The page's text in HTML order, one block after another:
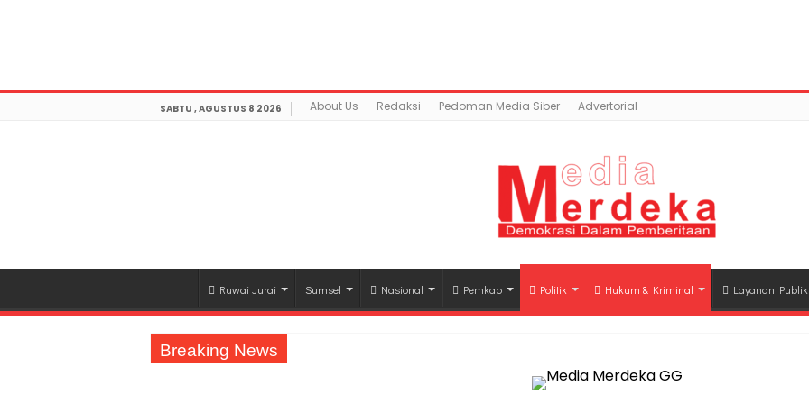
SABTU , AGUSTUS 8 2026 About Us Redaksi Pedoman Media Siber Advertorial
Ruwai Jurai Sumsel Nasional Pemkab Politik Hukum & Kriminal Layanan Publik
Breaking News
Jasa Raharja Serahkan Santunan kepada Ahli Waris Korban Kebakaran KM Mutiara Sentosa II